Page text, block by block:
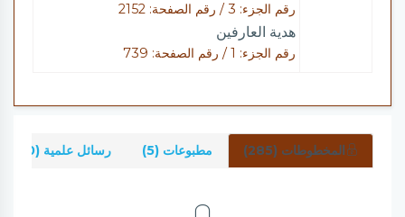
رقم الجزء: 3 / رقم الصفحة: 2152
هدية العارفين
رقم الجزء: 1 / رقم الصفحة: 739
المخطوطات (285) مطبوعات (5) رسائل علمية (0)